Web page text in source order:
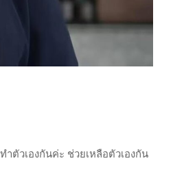
ตัวเองกันค่ะ ช่วยเหลือตัวเองกัน